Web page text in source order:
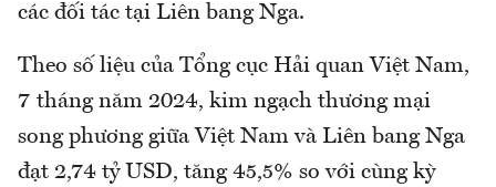
các đối tác tại Liên bang Nga.
Theo số liệu của Tổng cục Hải quan Việt Nam,
7 tháng năm 2024, kim ngạch thương mại
song phương giữa Việt Nam và Liên bang Nga
đạt 2,74 tỷ USD, tăng 45,5% so với cùng kỳ